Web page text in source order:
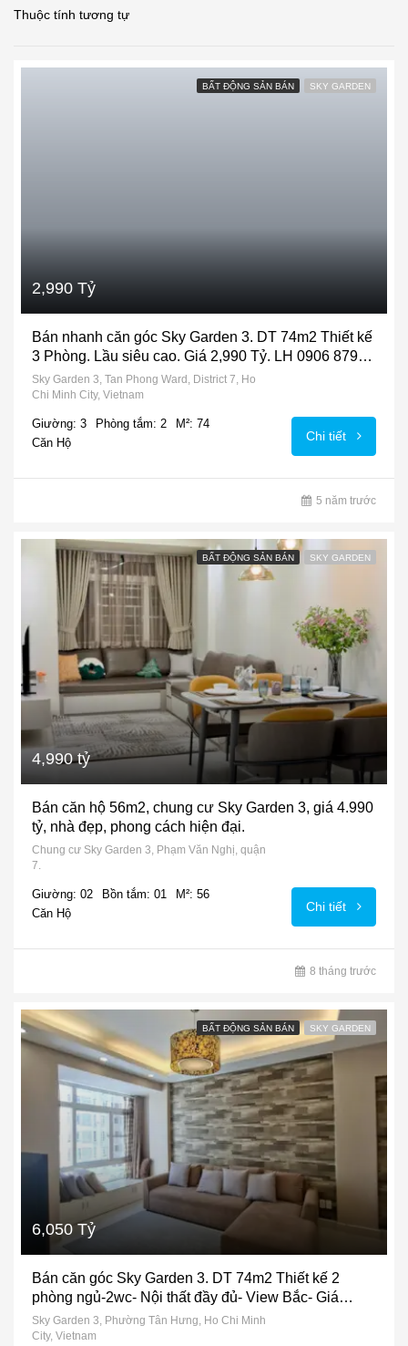
Thuộc tính tương tự
BẤT ĐỘNG SẢN BÁN SKY GARDEN
2,990 Tỷ
Bán nhanh căn góc Sky Garden 3. DT 74m2 Thiết kế
3 Phòng. Lầu siêu cao. Giá 2,990 Tỷ. LH 0906 879
489 Trinh
Sky Garden 3, Tan Phong Ward, District 7, Ho
Chi Minh City, Vietnam
Giường: 3 Phòng tắm: 2
M²: 74
Căn Hộ
Chi tiết
5 năm trước
BẤT ĐỘNG SẢN BÁN SKY GARDEN
4,990 tỷ
Bán căn hộ 56m2, chung cư Sky Garden 3, giá 4.990
tỷ, nhà đẹp, phong cách hiện đại.
Chung cư Sky Garden 3, Phạm Văn Nghị, quận
7.
Giường: 02 Bồn tắm: 01
M²: 56
Căn Hộ
Chi tiết
8 tháng trước
BẤT ĐỘNG SẢN BÁN SKY GARDEN
6,050 Tỷ
Bán căn góc Sky Garden 3. DT 74m2 Thiết kế 2
phòng ngủ-2wc- Nội thất đầy đủ- View Bắc- Giá
6.050 Tỷ
Sky Garden 3, Phường Tân Hưng, Ho Chi Minh
City, Vietnam